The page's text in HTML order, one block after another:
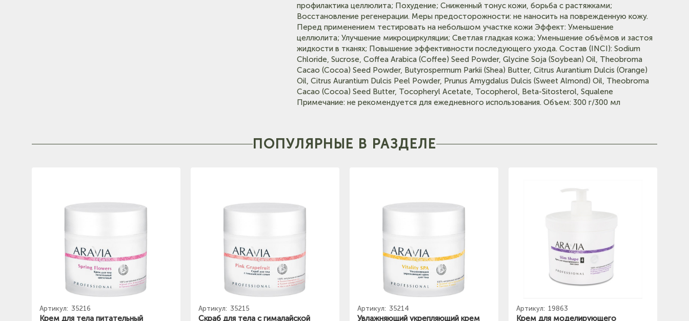
профилактика целлюлита; Похудение; Сниженный тонус кожи, борьба с растяжками;
Восстановление регенерации. Меры предосторожности: не наносить на поврежденную кожу.
Перед применением тестировать на небольшом участке кожи Эффект: Уменьшение
целлюлита; Улучшение микроциркуляции; Светлая гладкая кожа; Уменьшение объёмов и застоя
жидкости в тканях; Повышение эффективности последующего ухода. Состав (INCI): Sodium
Chloride, Sucrose, Coffea Arabica (Coffee) Seed Powder, Glycine Soja (Soybean) Oil, Theobroma
Cacao (Cocoa) Seed Powder, Butyrospermum Parkii (Shea) Butter, Citrus Aurantium Dulcis (Orange)
Oil, Citrus Aurantium Dulcis Peel Powder, Prunus Amygdalus Dulcis (Sweet Almond) Oil, Theobroma
Cacao (Cocoa) Seed Butter, Tocopheryl Acetate, Tocopherol, Beta-Sitosterol, Squalene
Примечание: не рекомендуется для ежедневного использования. Объем: 300 г/300 мл
ПОПУЛЯРНЫЕ В РАЗДЕЛЕ
Артикул: 35216
Крем для тела питательный
Артикул: 35215
Скраб для тела с гималайской
Артикул: 35214
Увлажняющий укрепляющий крем
Артикул: 19863
Крем для моделирующего